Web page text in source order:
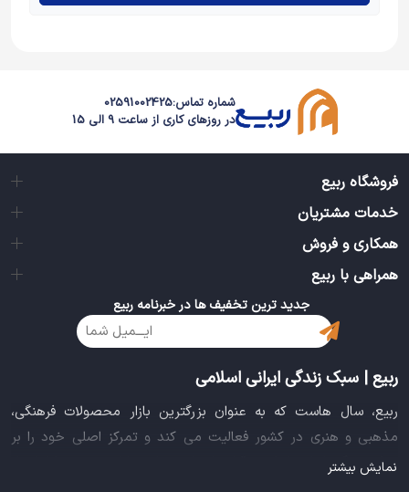
شماره تماس:02591002425
در روزهای کاری از ساعت 9 الی 15
فروشگاه ربیع
خدمات مشتریان
همکاری و فروش
همراهی با ربیع
جدید ترین تخفیف ها در خبرنامه ربیع
ربیع | سبک زندگی ایرانی اسلامی
ربیع، سال هاست که به عنوان بزرگترین بازار محصولات فرهنگی،
مذهبی و هنری در کشور فعالیت می کند و تمرکز اصلی خود را بر
سبک زندگی ایرانی اسلامی قرار داده است. این بازار مجموعه کاملی از
نمایش بیشتر